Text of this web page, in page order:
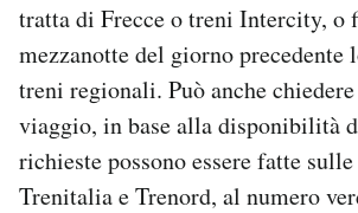
tratta di Frecce o treni Intercity, o
mezzanotte del giorno precedente
treni regionali. Può anche
viaggio, in base alla disponibilità
richieste possono essere fatte
Trenitalia e Trenord, al numero